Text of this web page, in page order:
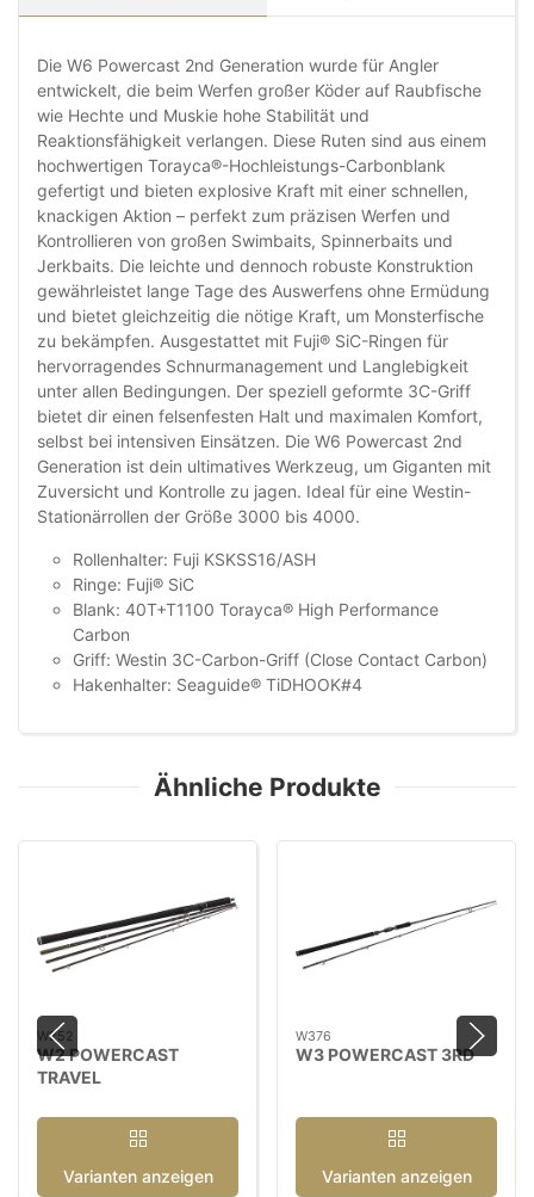
Die W6 Powercast 2nd Generation wurde für Angler
entwickelt, die beim Werfen großer Köder auf Raubfische
wie Hechte und Muskie hohe Stabilität und
Reaktionsfähigkeit verlangen. Diese Ruten sind aus einem
hochwertigen Torayca®-Hochleistungs-Carbonblank
gefertigt und bieten explosive Kraft mit einer schnellen,
knackigen Aktion – perfekt zum präzisen Werfen und
Kontrollieren von großen Swimbaits, Spinnerbaits und
Jerkbaits. Die leichte und dennoch robuste Konstruktion
gewährleistet lange Tage des Auswerfens ohne Ermüdung
und bietet gleichzeitig die nötige Kraft, um Monsterfische
zu bekämpfen. Ausgestattet mit Fuji® SiC-Ringen für
hervorragendes Schnurmanagement und Langlebigkeit
unter allen Bedingungen. Der speziell geformte 3C-Griff
bietet dir einen felsenfesten Halt und maximalen Komfort,
selbst bei intensiven Einsätzen. Die W6 Powercast 2nd
Generation ist dein ultimatives Werkzeug, um Giganten mit
Zuversicht und Kontrolle zu jagen. Ideal für eine Westin-
Stationärrollen der Größe 3000 bis 4000.
Rollenhalter: Fuji KSKSS16/ASH
Ringe: Fuji® SiC
Blank: 40T+T1100 Torayca® High Performance
Carbon
Griff: Westin 3C-Carbon-Griff (Close Contact Carbon)
Hakenhalter: Seaguide® TiDHOOK#4
Ähnliche Produkte
W252
W2 POWERCAST
TRAVEL
Varianten anzeigen
W376
W3 POWERCAST 3RD
Varianten anzeigen